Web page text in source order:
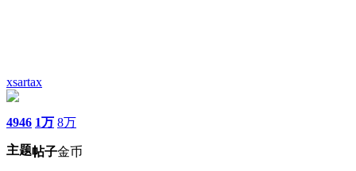
xsartax
4946
主题
1万
帖子
8万
金币